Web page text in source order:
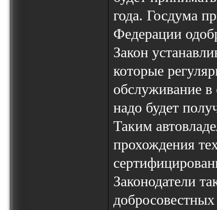
года. Госдума
Федерации
Закон
которые
обслуживание в
надо будет
Таким
прохождения
Законодатели